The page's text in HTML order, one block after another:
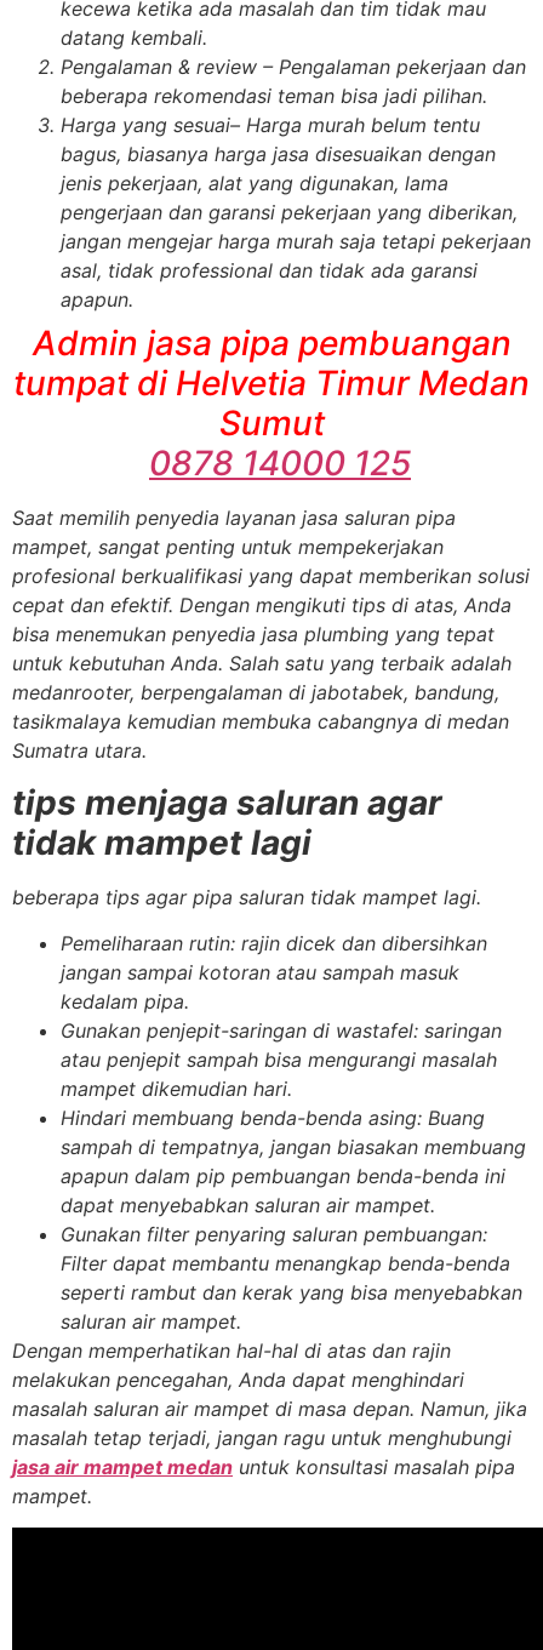
kecewa ketika ada masalah dan tim tidak mau
datang kembali.
Pengalaman & review – Pengalaman pekerjaan dan
beberapa rekomendasi teman bisa jadi pilihan.
Harga yang sesuai– Harga murah belum tentu
bagus, biasanya harga jasa disesuaikan dengan
jenis pekerjaan, alat yang digunakan, lama
pengerjaan dan garansi pekerjaan yang diberikan,
jangan mengejar harga murah saja tetapi pekerjaan
asal, tidak professional dan tidak ada garansi
apapun.
Admin jasa pipa pembuangan
tumpat di Helvetia Timur Medan
Sumut
0878 14000 125
Saat memilih penyedia layanan jasa saluran pipa
mampet, sangat penting untuk mempekerjakan
profesional berkualifikasi yang dapat memberikan solusi
cepat dan efektif. Dengan mengikuti tips di atas, Anda
bisa menemukan penyedia jasa plumbing yang tepat
untuk kebutuhan Anda. Salah satu yang terbaik adalah
medanrooter, berpengalaman di jabotabek, bandung,
tasikmalaya kemudian membuka cabangnya di medan
Sumatra utara.
tips menjaga saluran agar
tidak mampet lagi
beberapa tips agar pipa saluran tidak mampet lagi.
Pemeliharaan rutin: rajin dicek dan dibersihkan
jangan sampai kotoran atau sampah masuk
kedalam pipa.
Gunakan penjepit-saringan di wastafel: saringan
atau penjepit sampah bisa mengurangi masalah
mampet dikemudian hari.
Hindari membuang benda-benda asing: Buang
sampah di tempatnya, jangan biasakan membuang
apapun dalam pip pembuangan benda-benda ini
dapat menyebabkan saluran air mampet.
Gunakan filter penyaring saluran pembuangan:
Filter dapat membantu menangkap benda-benda
seperti rambut dan kerak yang bisa menyebabkan
saluran air mampet.
Dengan memperhatikan hal-hal di atas dan rajin
melakukan pencegahan, Anda dapat menghindari
masalah saluran air mampet di masa depan. Namun, jika
masalah tetap terjadi, jangan ragu untuk menghubungi
jasa air mampet medan untuk konsultasi masalah pipa
mampet.